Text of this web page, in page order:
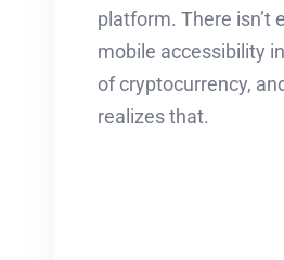
platform. There isn’t
mobile accessibility
of cryptocurrency,
realizes that.